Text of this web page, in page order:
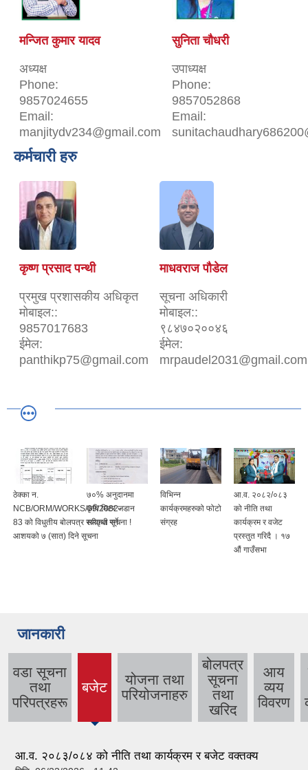
मन्जित कुमार यादव
अध्यक्ष
Phone:
9857024655
Email:
manjitydv234@gmail.com
सुनिता चौधरी
उपाध्यक्ष
Phone:
9857052868
Email:
कर्मचारी हरु
कृष्ण प्रसाद पन्थी
प्रमुख प्रशासकीय अधिकृत
मोबाइल::
9857017683
ईमेल:
panthikp75@gmail.com
माधवराज पौडेल
सूचना अधिकारी
मोबाइल::
९८४७०२००४६
ईमेल:
mrpaudel2031@gmail.com
ठेक्का न.
NCB/ORM/WORKS/09/2082-
83 को विधुतीय बोलपत्र स्वीकृत गर्ने
आशयको ७ (सात) दिने सूचना
७०% अनुदानमा
कृषि मिटर जडान
सम्वन्धी सूचना !
विभिन्न
कार्यक्रमहरुको फोटो
संग्रह
आ.व. २०८२/०८३
को नीति तथा
कार्यक्रम र वजेट
प्रस्तुत गरिदै । १७
औं गाउँसभा
जानकारी
वडा सूचना
तथा
परिपत्रहरू
बजेट
(active
योजना तथा
परियोजनाहरु
बोलपत्र
सूचना
तथा
खरिद
आय
व्यय
विवरण
आ.व. २०८३/०८४ को नीति तथा कार्यक्रम र बजेट वक्तक्य